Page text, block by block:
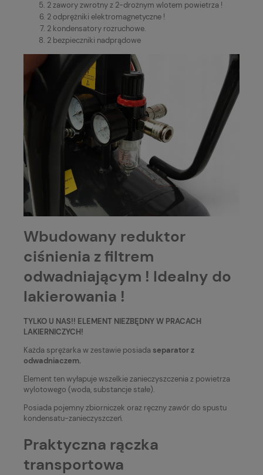
2 zawory zwrotny z 2-drożnym wlotem powietrza !
2 odprężniki elektromagnetyczne !
2 kondensatory rozruchowe.
2 bezpieczniki nadprądowe
Wbudowany reduktor
ciśnienia z filtrem
odwadniającym ! Idealny do
lakierowania !
TYLKO U NAS!! ELEMENT NIEZBĘDNY W PRACACH
LAKIERNICZYCH!
Każda sprężarka w zestawie posiada separator z
odwadniaczem.
Element ten wyłapuje wszelkie zanieczyszczenia z powietrza
wylotowego (woda, substancje stałe).
Posiada pojemny zbiorniczek oraz ręczny zawór do spustu
kondensatu-zanieczyszczeń.
Praktyczna rączka
transportowa